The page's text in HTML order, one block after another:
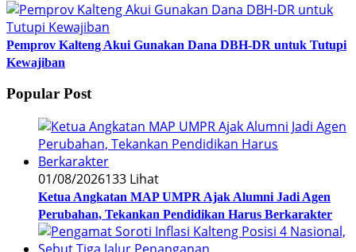
Pemprov Kalteng Akui Gunakan Dana DBH-DR untuk Tutupi
Kewajiban
Popular Post
01/08/2026133 Lihat
Ketua Angkatan MAP UMPR Ajak Alumni Jadi Agen
Perubahan, Tekankan Pendidikan Harus Berkarakter